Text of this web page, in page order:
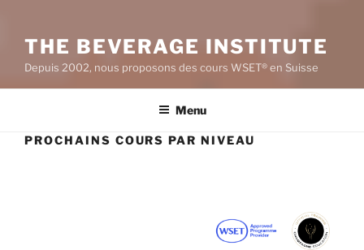
THE BEVERAGE INSTITUTE
Depuis 2002, nous proposons des cours WSET® en Suisse
Menu
PROCHAINS COURS PAR NIVEAU